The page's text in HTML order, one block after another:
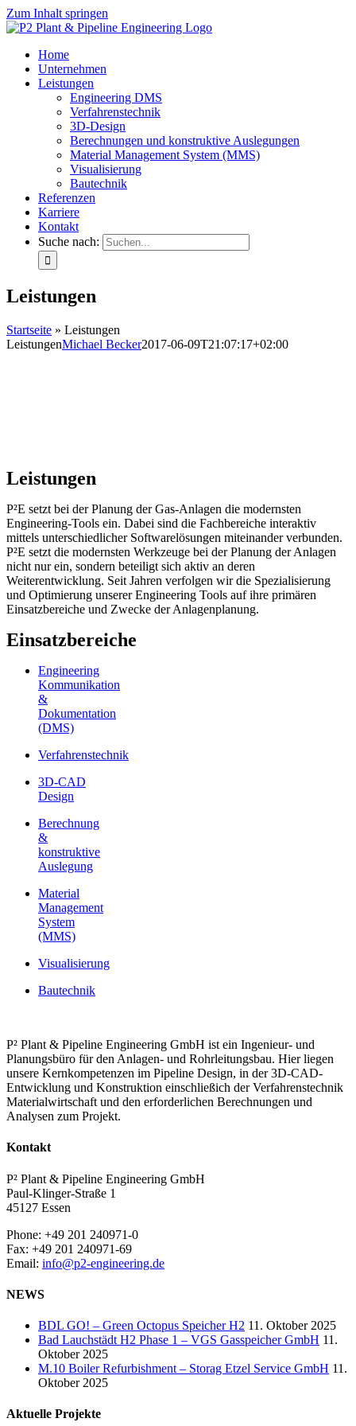
Zum Inhalt springen
Home
Unternehmen
Leistungen
Engineering DMS
Verfahrenstechnik
3D-Design
Berechnungen und konstruktive Auslegungen
Material Management System (MMS)
Visualisierung
Bautechnik
Referenzen
Karriere
Kontakt
Suche nach:
Leistungen
Startseite » Leistungen
LeistungenMichael Becker2017-06-09T21:07:17+02:00
Leistungen
P²E setzt bei der Planung der Gas-Anlagen die modernsten
Engineering-Tools ein. Dabei sind die Fachbereiche interaktiv
mittels unterschiedlicher Softwarelösungen miteinander verbunden.
P²E setzt die modernsten Werkzeuge bei der Planung der Anlagen
nicht nur ein, sondern beteiligt sich aktiv an deren
Weiterentwicklung. Seit Jahren verfolgen wir die Spezialisierung
und Optimierung unserer Engineering Tools auf ihre primären
Einsatzbereiche und Zwecke der Anlagenplanung.
Einsatzbereiche
Engineering
Kommunikation
&
Dokumentation
(DMS)
Verfahrenstechnik
3D-CAD
Design
Berechnung
&
konstruktive
Auslegung
Material
Management
System
(MMS)
Visualisierung
Bautechnik
P² Plant & Pipeline Engineering GmbH ist ein Ingenieur- und
Planungsbüro für den Anlagen- und Rohrleitungsbau. Hier liegen
unsere Kernkompetenzen im Pipeline Design, in der 3D-CAD-
Entwicklung und Konstruktion einschließich der Verfahrenstechnik
Materialwirtschaft und den erforderlichen Berechnungen und
Analysen zum Projekt.
Kontakt
P² Plant & Pipeline Engineering GmbH
Paul-Klinger-Straße 1
45127 Essen
Phone: +49 201 240971-0
Fax: +49 201 240971-69
Email: info@p2-engineering.de
NEWS
BDL GO! – Green Octopus Speicher H2 11. Oktober 2025
Bad Lauchstädt H2 Phase 1 – VGS Gasspeicher GmbH 11.
Oktober 2025
M.10 Boiler Refurbishment – Storag Etzel Service GmbH 11.
Oktober 2025
Aktuelle Projekte